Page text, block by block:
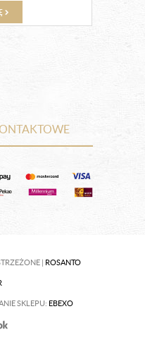
| ROSANTO
SKLEPU: EBEXO